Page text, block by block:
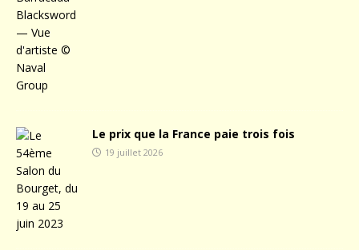
Le prix que la France paie trois fois
19 juillet 2026